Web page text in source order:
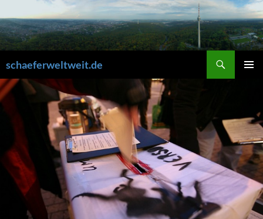
Inhalt
springen
schaeferweltweit.de